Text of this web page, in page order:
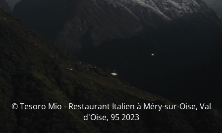
© Tesoro Mio - Restaurant Italien à Méry-sur-Oise, Val
d'Oise, 95 2023